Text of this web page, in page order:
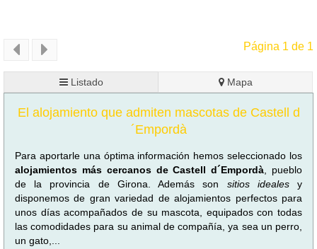
Página 1 de 1
Listado Mapa
El alojamiento que admiten mascotas de Castell d
´Empordà
Para aportarle una óptima información hemos seleccionado los
alojamientos más cercanos de Castell d´Empordà , pueblo
de la provincia de Girona. Además son sitios idealesy
disponemos de gran variedad de alojamientos perfectos para
unos días acompañados de su mascota, equipados con todas
las comodidades para su animal de compañía, ya sea un perro,
un gato,...